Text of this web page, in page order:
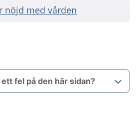
nöjd med vården
fel på den här sidan?